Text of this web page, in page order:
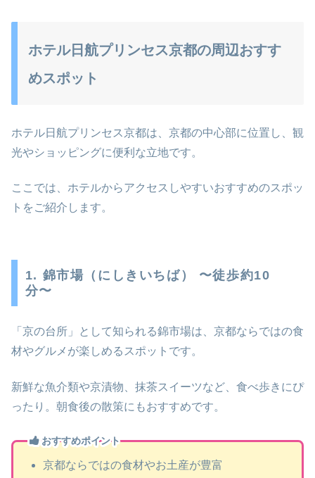
ホテル日航プリンセス京都の周辺おすす
めスポット
ホテル日航プリンセス京都は、京都の中心部に位置し、観
光やショッピングに便利な立地です。
ここでは、ホテルからアクセスしやすいおすすめのスポッ
トをご紹介します。
1. 錦市場（にしきいちば） 〜徒歩約10
分〜
「京の台所」として知られる錦市場は、京都ならではの食
材やグルメが楽しめるスポットです。
新鮮な魚介類や京漬物、抹茶スイーツなど、食べ歩きにぴ
ったり。朝食後の散策にもおすすめです。
おすすめポイント
京都ならではの食材やお土産が豊富